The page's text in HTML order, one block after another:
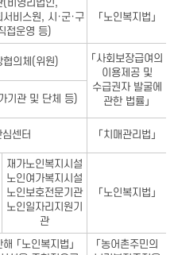
(비영리법인,
비스원, 시·군·구
접운영 등)
「노인복지법」
협의체(위원)
「사회보장급여의
이용제공 및
수급권자 발굴에
관한 법률」
기관 및 단체 등)
센터 「치매관리법」
재가노인복지시설
노인여가복지시설
노인보호전문기관
노인일자리지원기
관
「노인복지법」
「노인복지법」
「농어촌주민의